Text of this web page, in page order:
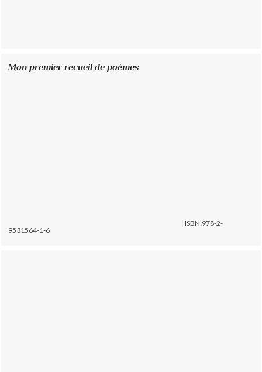
Mon premier recueil de poèmes
ISBN:978-2-
9531564-1-6